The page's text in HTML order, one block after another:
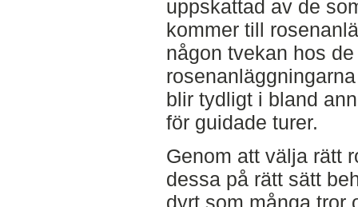
uppskattad av de
kommer till
någon tvekan hos
blir tydligt i bland
för guidade turer.
Genom att välja rätt
dessa på rätt sätt
dyrt som många tror